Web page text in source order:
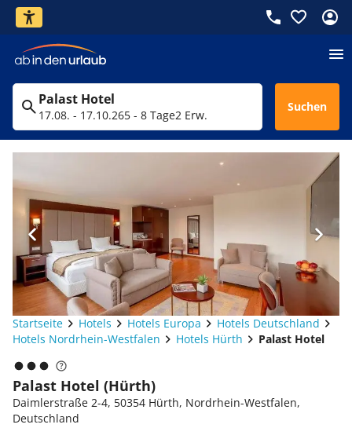
Palast Hotel
17.08. - 17.10.265 - 8 Tage2 Erw.
Suchen
Startseite Hotels Hotels Europa
Hotels Deutschland
Hotels Nordrhein-Westfalen
Hotels Hürth Palast Hotel
Palast Hotel (Hürth)
Daimlerstraße 2-4, 50354 Hürth, Nordrhein-Westfalen,
Deutschland